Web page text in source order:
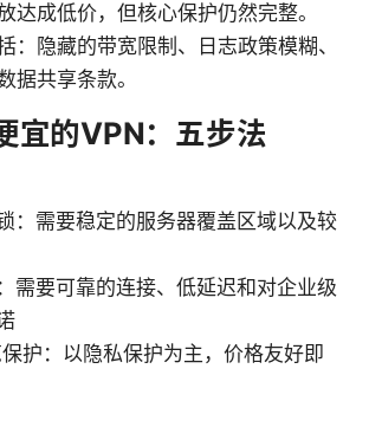
达成低价，但核心保护仍然完整。
：隐藏的带宽限制、日志政策模糊、
据共享条款。
宜的VPN：五步法
：需要稳定的服务器覆盖区域以及较
需要可靠的连接、低延迟和对企业级
护：以隐私保护为主，价格友好即